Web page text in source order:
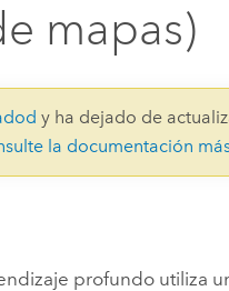
mapas)
y ha dejado de
la documentación
profundo utiliza